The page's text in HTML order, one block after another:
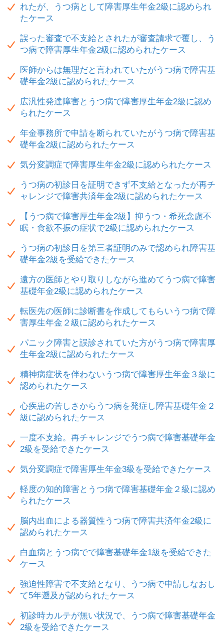
れたが、うつ病として障害厚生年金2級に認められ
たケース
誤った審査で不支給とされたが審査請求で覆し、う
つ病で障害厚生年金2級に認められたケース
医師からは無理だと言われていたがうつ病で障害基
礎年金2級に認められたケース
広汎性発達障害とうつ病で障害厚生年金2級に認め
られたケース
年金事務所で申請を断られていたがうつ病で障害基
礎年金2級に認められたケース
気分変調症で障害厚生年金2級に認められたケース
うつ病の初診日を証明できず不支給となったが再チ
ャレンジで障害共済年金2級に認められたケース
【うつ病で障害厚生年金2級】抑うつ・希死念慮不
眠・食欲不振の症状で2級に認められたケース
うつ病の初診日を第三者証明のみで認められ障害基
礎年金2級を受給できたケース
遠方の医師とやり取りしながら進めてうつ病で障害
基礎年金2級に認められたケース
転医先の医師に診断書を作成してもらいうつ病で障
害厚生年金２級に認められたケース
パニック障害と誤診されていた方がうつ病で障害厚
生年金2級に認められたケース
精神病症状を伴わないうつ病で障害厚生年金３級に
認められたケース
心疾患の苦しさからうつ病を発症し障害基礎年金２
級に認められたケース
一度不支給。再チャレンジでうつ病で障害基礎年金
2級を受給できたケース
気分変調症で障害厚生年金3級を受給できたケース
軽度の知的障害とうつ病で障害基礎年金２級に認め
られたケース
脳内出血による器質性うつ病で障害共済年金2級に
認められたケース
白血病とうつ病でで障害基礎年金1級を受給できた
ケース
強迫性障害で不支給となり、うつ病で申請しなおし
て5年遡及が認められたケース
初診時カルテが無い状況で、うつ病で障害基礎年金
2級を受給できたケース